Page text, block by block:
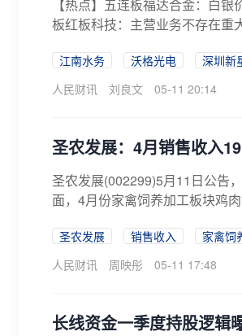
【热点】五连板福达合金：白
板红板科技：主营业务不存在重
江南水务 沃格光电
深圳新
人民财讯
刘良文 05-11 20:14
圣农发展：4月销售收入
圣农发展(002299)5月11日公告
面，4月份家禽饲养加工板块鸡
圣农发展 销售收入
家禽饲
人民财讯
周映彤 05-11 17:48
长线资金一季度持股逻辑